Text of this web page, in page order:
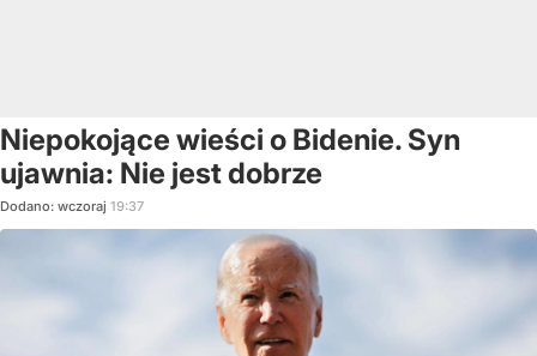
Niepokojące wieści o Bidenie. Syn
ujawnia: Nie jest dobrze
Dodano: wczoraj 19:37